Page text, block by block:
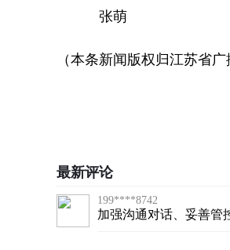
张萌
（本条新闻版权归江苏省
最新评论
199****8742
加强沟通对话、妥善管